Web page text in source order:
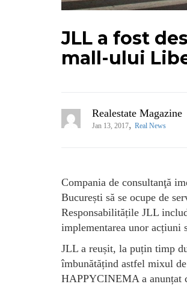
JLL a fost
mall-ului
Realestate Magazine
Jan 13, 2017, Real News
Compania de consultanţă
București să se ocupe de
Responsabilitățile JLL
implementarea unor acțiuni
JLL a reușit, la puțin timp
îmbunătățind astfel mixul
HAPPYCINEMA a anunțat